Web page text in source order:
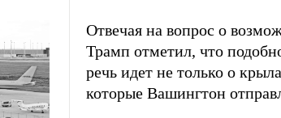
Отвечая на вопрос о
Трамп отметил, что
речь идет не только о
которые Вашингтон